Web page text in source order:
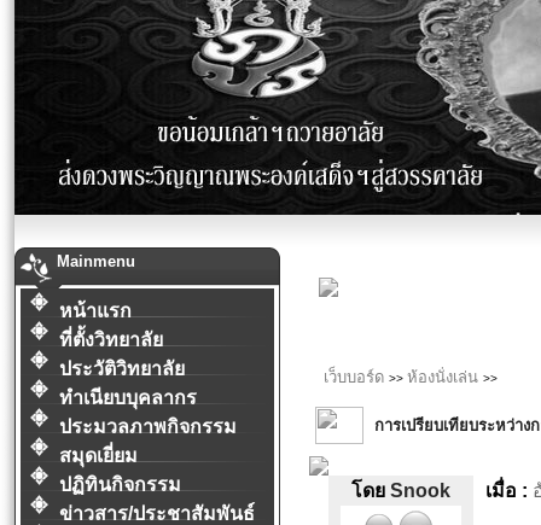
Mainmenu
หน้าแรก
ที่ตั้งวิทยาลัย
ประวัติวิทยาลัย
ทำเนียบบุคลากร
ประมวลภาพกิจกรรม
สมุดเยี่ยม
ปฏิทินกิจกรรม
ข่าวสาร/ประชาสัมพันธ์
เว็บบอร์ด >> ห้องนั่งเล่น >>
การเปรียบเทียบระหว่า
โดยSnook เมื่อ :